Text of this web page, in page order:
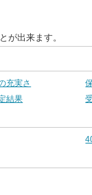
が出来ます。
充実さ
結果